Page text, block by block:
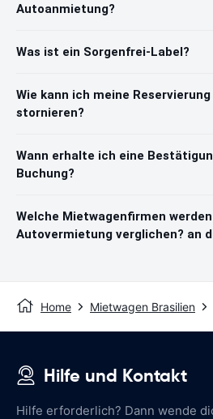
Autoanmietung?
Was ist ein Sorgenfrei-Label?
Wie kann ich meine
stornieren?
Wann erhalte ich eine
Buchung?
Welche Mietwagenfirmen
Autovermietung verglichen? an
Home Mietwagen Brasilien
Hilfe und Kontakt
Hilfe erforderlich? Dann wende